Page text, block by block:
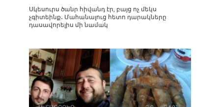
Սկեսուրս ծանր հիվանդ էր, բայց ոչ մեկս
չգիտեինք․ Մահանալուց հետո դարակները
դասավորելիս մի նամակ